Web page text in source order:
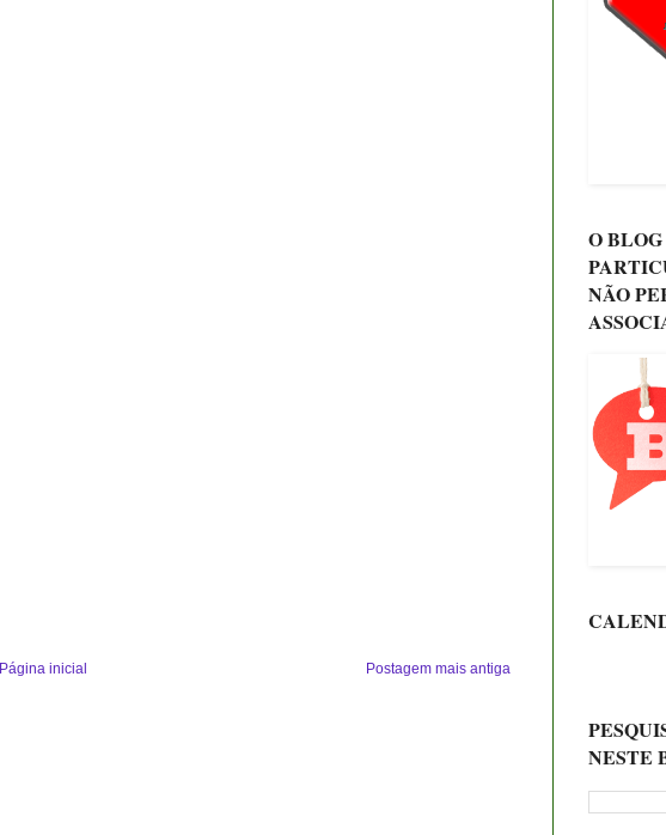
Postagem mais antiga
Página inicial
O
NÃO
NESTE